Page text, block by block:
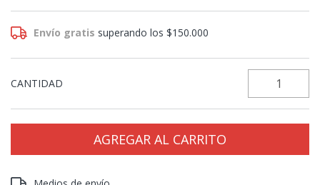
Envío gratis superando los$150.000
CANTIDAD
Entregas para el CP: